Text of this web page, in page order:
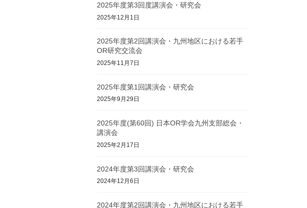
2025年度第3回度講演会・研究会
2025年12月1日
2025年度第2回講演会・九州地区における若手
OR研究交流会
2025年11月7日
2025年度第1回講演会・研究会
2025年9月29日
2025年度(第60回) 日本OR学会九州支部総会・
講演会
2025年2月17日
2024年度第3回講演会・研究会
2024年12月6日
2024年度第2回講演会・九州地区における若手